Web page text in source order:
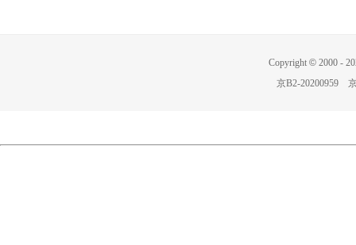
Copyright © 2000 -
京B2-20200959